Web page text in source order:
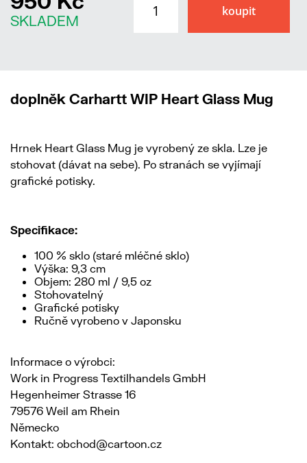
SKLADEM
doplněk Carhartt WIP Heart Glass Mug
Hrnek Heart Glass Mug je vyrobený ze skla. Lze je
stohovat (dávat na sebe). Po stranách se vyjímají
grafické potisky.
Specifikace:
100 % sklo (staré mléčné sklo)
Výška: 9,3 cm
Objem: 280 ml / 9,5 oz
Stohovatelný
Grafické potisky
Ručně vyrobeno v Japonsku
Informace o výrobci:
Work in Progress Textilhandels GmbH
Hegenheimer Strasse 16
79576 Weil am Rhein
Německo
Kontakt: obchod@cartoon.cz